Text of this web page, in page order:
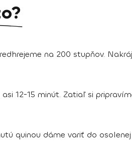
na 200 stupňov.
asi 12-15 minút. Zatiaľ si
quinou dáme variť do